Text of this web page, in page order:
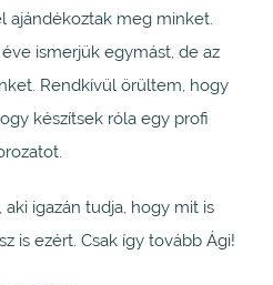
ajándékoztak meg minket.
ismerjük egymást, de az
Rendkívül örültem, hogy
készítsek róla egy profi
igazán tudja, hogy mit is
is ezért. Csak így tovább Ági!